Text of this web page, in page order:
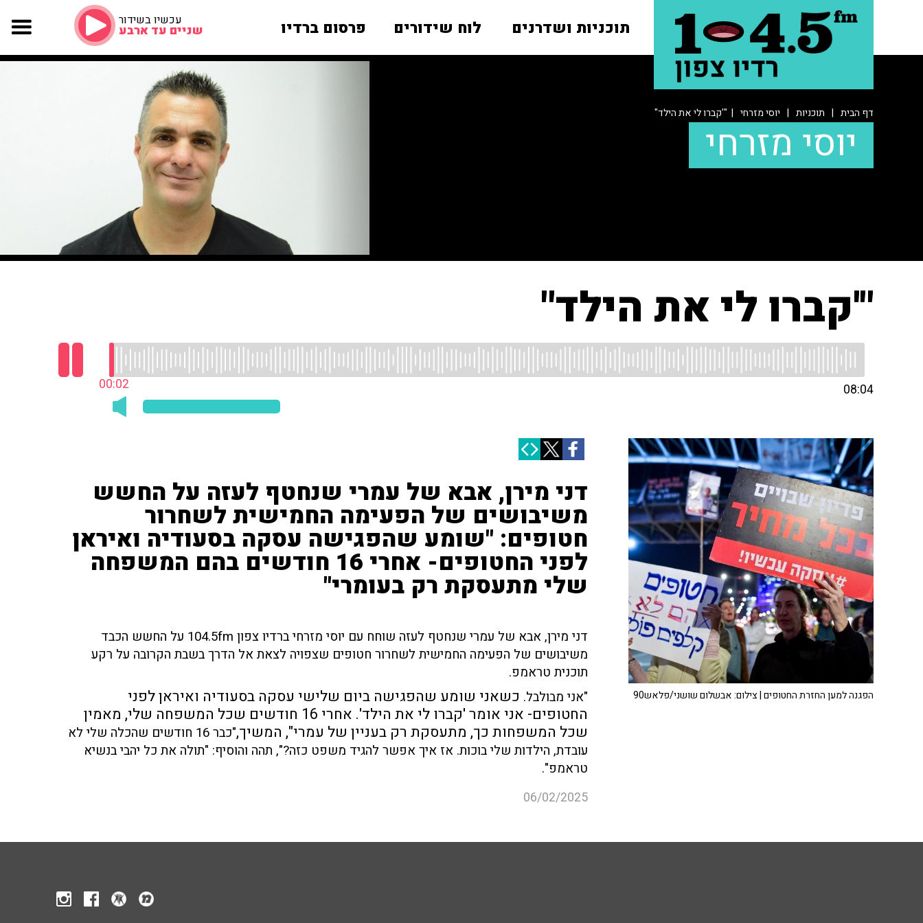
תוכניות ושדרנים לוח שידורים פרסום ברדיו עכשיו בשידור
שניים עד ארבע
דף הבית | תוכניות | יוסי מזרחי | "'קברו לי את הילד"
יוסי מזרחי
"'קברו לי את הילד"
00:03 08:04
דני מירן, אבא של עמרי שנחטף לעזה על החשש
משיבושים של הפעימה החמישית לשחרור
חטופים: "שומע שהפגישה עסקה בסעודיה ואיראן
לפני החטופים- אחרי 16 חודשים בהם המשפחה
שלי מתעסקת רק בעומרי"
דני מירן, אבא של עמרי שנחטף לעזה שוחח עם יוסי מזרחי ברדיו צפון 104.5fm על החשש הכבד
משיבושים של הפעימה החמישית לשחרור חטופים שצפויה לצאת אל הדרך בשבת הקרובה על רקע
תוכנית טראמפ.
"אני מבולבל. כשאני שומע שהפגישה ביום שלישי עסקה בסעודיה ואיראן לפני
החטופים- אני אומר 'קברו לי את הילד'. אחרי 16 חודשים שכל המשפחה שלי, מאמין
שכל המשפחות כך, מתעסקת רק בעניין של עמרי", המשיך,
"כבר 16 חודשים שהכלה שלי לא
עובדת, הילדות שלי בוכות. אז איך אפשר להגיד משפט כזה?", תהה והוסיף: "תולה את כל יהבי בנשיא
טראמפ".
06/02/2025
הפגנה למען החזרת החטופים | צילום: אבשלום שושני/פלאש90